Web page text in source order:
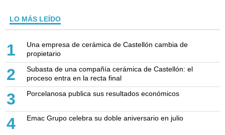
LO MÁS LEÍDO
1
Una empresa de cerámica de Castellón cambia de
propietario
2
Subasta de una compañía cerámica de Castellón: el
proceso entra en la recta final
3 Porcelanosa publica sus resultados económicos
4 Emac Grupo celebra su doble aniversario en julio